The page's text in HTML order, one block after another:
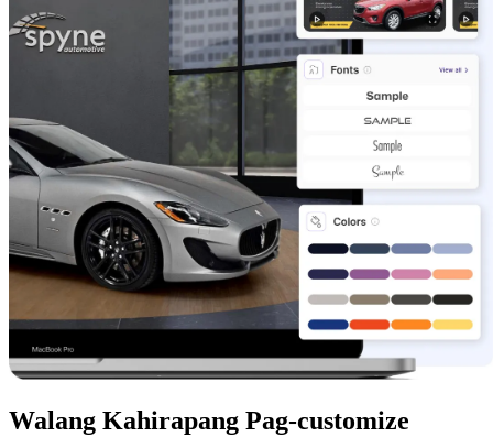
Walang Kahirapang Pag-customize